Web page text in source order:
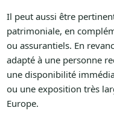
Il peut aussi être
patrimoniale, en
ou assurantiels. En
adapté à une personne
une disponibilité
ou une exposition très
Europe.